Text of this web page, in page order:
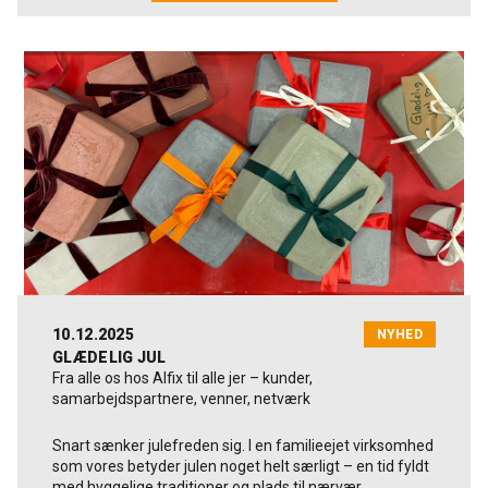
træning og konkurrencer – produkter som støbemasse,
fliseklæber og fugemasse, made in Kolding. Vi er med
de unge hele vejen frem til DM og de efterfølgende
konkurrencer i ind- og udland.
Læs mere om flisemurerfaget her: Flisemurer -
SkillsDenmark
DM i Skills er Danmarks årlige mesterskab for unge fra
erhvervsuddannelserne. Her kæmper omkring 300
dedikerede deltagere om titlen som landets bedste
inden for deres håndværk – samtidig med at
erhvervsuddannelser.
Lær mere om DM i Skills her: DM i Skills - SkillsDenmark
meget lav emission og godkendt til gulvvarme, vådrum
samt inde- og udendørs brug.
ProFix Special er egnet på beton, spartelmasse,
eksisterende fliser og vinyl indendørs.
Forbruget: 1,2–3,1 kg/m² afhængigt af tandspartel.
Fleksibel, hvid klæber med høj vedhæftning og
vandfasthed
Trækstyrker, beton: 1,5–3,0 N/mm²
Fliser op til 600x600 mm
Lagtykkelse op til 10 mm
10.12.2025 NYHED
GLÆDELIG JUL
Fra alle os hos Alfix til alle jer – kunder,
samarbejdspartnere, venner, netværk
Snart sænker julefreden sig. I en familieejet virksomhed
som vores betyder julen noget helt særligt – en tid fyldt